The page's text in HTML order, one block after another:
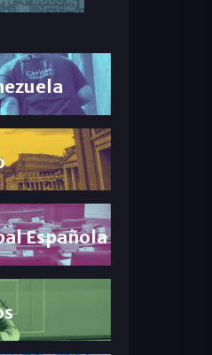
Española